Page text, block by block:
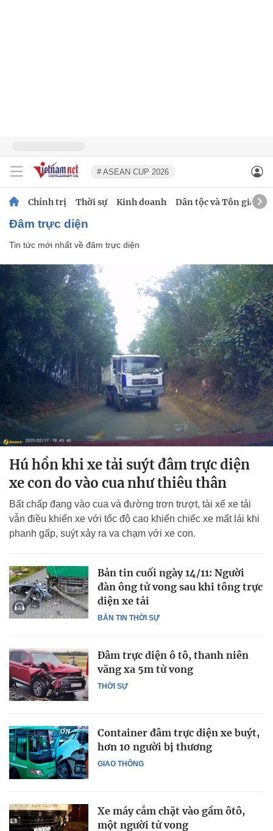
# ASEAN CUP 2026
Chính trị Thời sự Kinh doanh Dân tộc và Tôn giáo
đâm trực diện
Tin tức mới nhất về đâm trực diện
Hú hồn khi xe tải suýt đâm trực diện
xe con do vào cua như thiêu thân
Bất chấp đang vào cua và đường trơn trượt, tài xế xe tải
vẫn điều khiển xe với tốc độ cao khiến chiếc xe mất lái khi
phanh gấp, suýt xảy ra va chạm với xe con.
BẢN TIN THỜI SỰ
Bản tin cuối ngày 14/11: Người
đàn ông tử vong sau khi tông trực
diện xe tải
THỜI SỰ
Đâm trực diện ô tô, thanh niên
văng xa 5m tử vong
GIAO THÔNG
Container đâm trực diện xe buýt,
hơn 10 người bị thương
Xe máy cắm chặt vào gầm ôtô,
một người tử vong